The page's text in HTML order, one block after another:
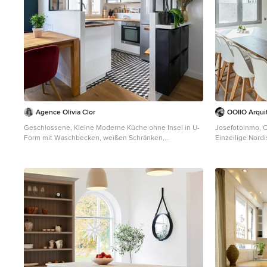
Agence Olivia Clor
Geschlossene, Kleine Moderne Küche ohne Insel in U-
Form mit Waschbecken, weißen Schränken,
Arbeitsplatte, flächenbündigen Schrankfronten und
buntem Boden in Paris
OOIIO
Josefotoinmo,
Einzeilige
weißen
Arbeitsplatte,
beigem Boden